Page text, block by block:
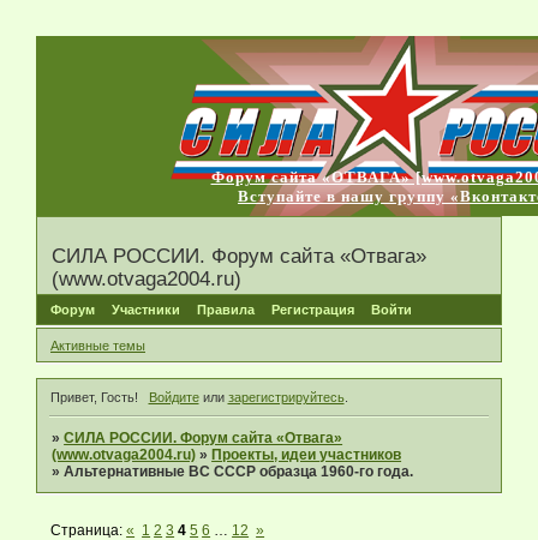
Форум сайта «ОТВАГА»
Вступайте в нашу группу
СИЛА РОССИИ. Форум сайта «Отвага»
(www.otvaga2004.ru)
Форум Участники Правила Регистрация Войти
Активные темы
Привет, Гость! Войдитеили зарегистрируйтесь.
»СИЛА РОССИИ. Форум сайта «Отвага»
(www.otvaga2004.ru) » Проекты, идеи участников
»Альтернативные ВС СССР образца 1960-го года.
Страница:« 1 2 3 4 5 6 12 »